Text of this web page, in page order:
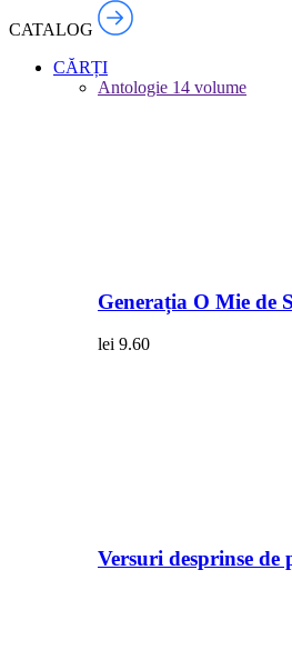
CATALOG
CĂRȚI
Antologie 14 volume
Generația O Mie de
lei 9.60
Versuri desprinse